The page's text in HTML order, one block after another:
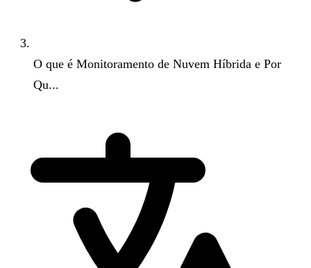
O que é Monitoramento de Nuvem Híbrida e Por
Qu...